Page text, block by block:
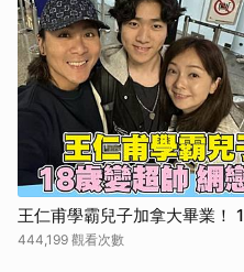
王仁甫學霸兒子加拿大畢業！
444,199 觀看次數